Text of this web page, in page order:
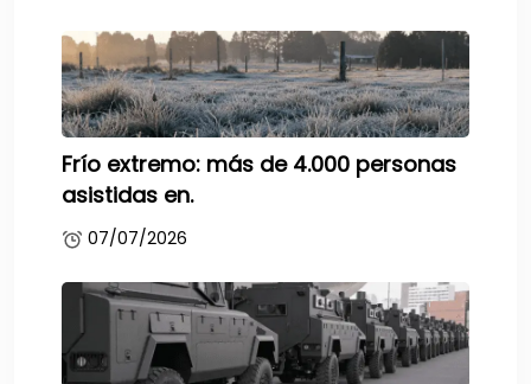
Frío extremo: más de 4.000 personas
asistidas en.
07/07/2026